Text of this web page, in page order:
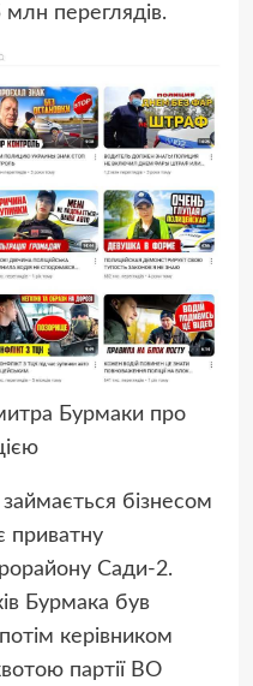
переглядів.
Бурмаки про
бізнесом
приватну
Сади-2.
Бурмака був
керівником
партії ВО